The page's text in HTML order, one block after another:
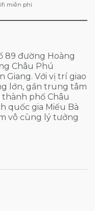
miễn phí
89 đường Hoàng
Châu Phú
Giang. Với vị trí giao
lớn, gần trung tâm
phố Châu
quốc gia Miếu Bà
vô cùng lý tưởng